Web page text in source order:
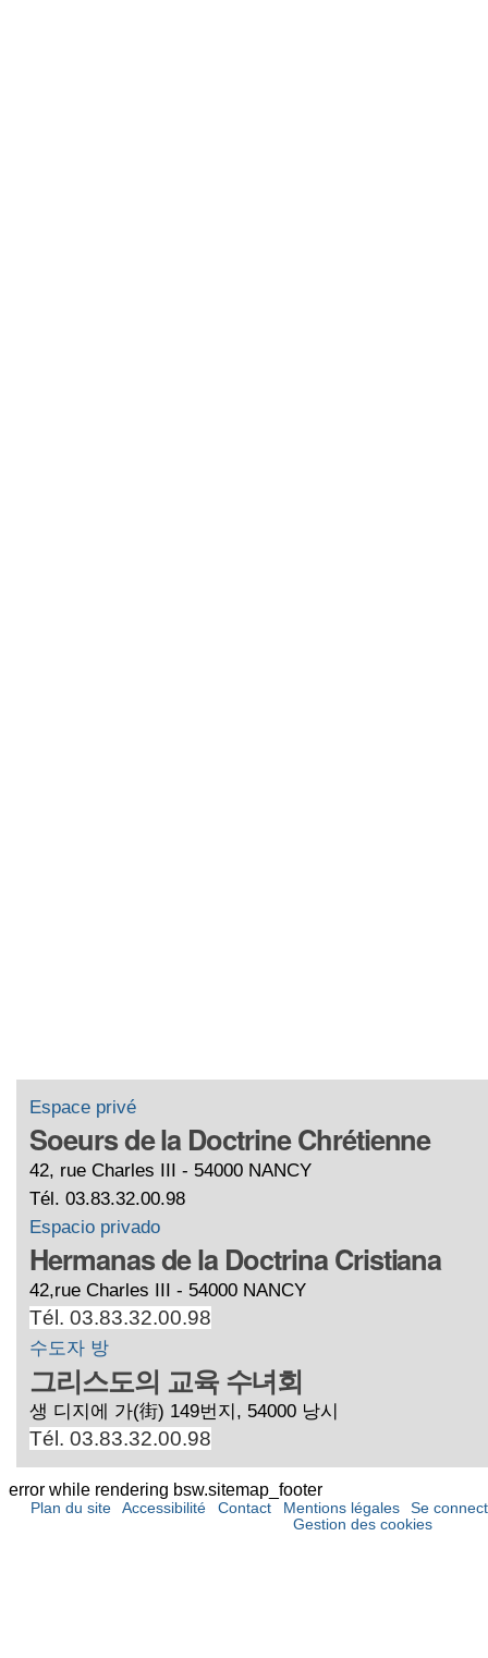
Espace privé
Soeurs de la Doctrine Chrétienne
42, rue Charles III - 54000 NANCY
Tél. 03.83.32.00.98
Espacio privado
Hermanas de la Doctrina Cristiana
42,rue Charles III - 54000 NANCY
Tél. 03.83.32.00.98
수도자 방
그리스도의 교육 수녀회
생 디지에 가(街) 149번지, 54000 낭시
Tél. 03.83.32.00.98
error while rendering bsw.sitemap_footer
Plan du site Accessibilité Contact Mentions légales
Se
Gestion des cookies